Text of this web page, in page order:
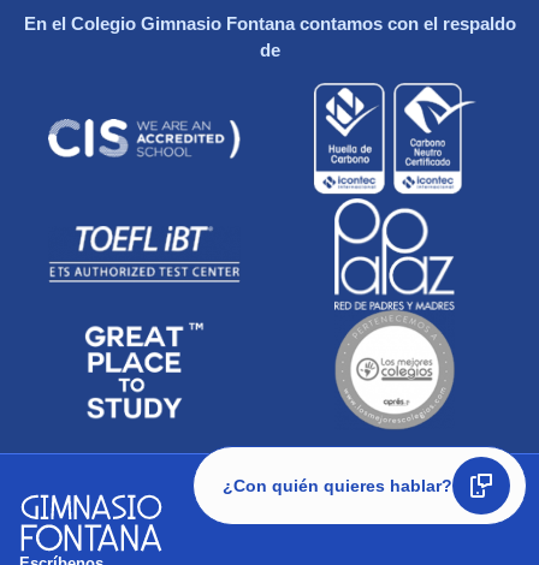
¿Con quién quieres hablar?
En el Colegio Gimnasio Fontana contamos con el respaldo
de